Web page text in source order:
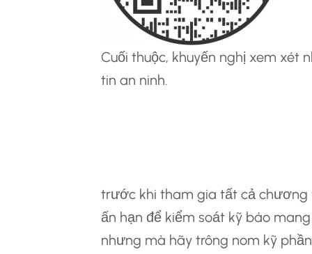
Cuối thuộc, khuyến nghị xem xét
tin an ninh.
trước khi tham gia tất cả chương
ấn hạn để kiểm soát kỹ báo
nhưng mà hãy trông nom kỹ